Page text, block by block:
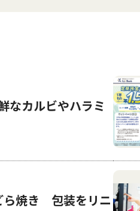
なカルビやハラミ
ら焼き 包装をリニ